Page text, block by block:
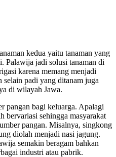
kedua yaitu tanaman yang
Palawija jadi solusi tanaman di
karena memang menjadi
selain padi yang ditanam juga
di wilayah Jawa.
pangan bagi keluarga. Apalagi
bervariasi sehingga masyarakat
pangan. Misalnya, singkong
diolah menjadi nasi jagung.
semakin beragam bahkan
industri atau pabrik.